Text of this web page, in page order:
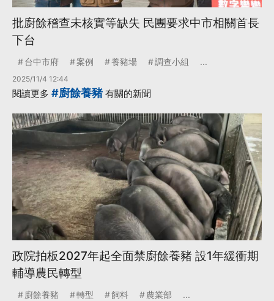
批廚餘稽查未核實等缺失 民團要求中市相關首長
下台
台中市府 案例 養豬場 調查小組 ...
2025/11/4 12:44
閱讀更多 #廚餘養豬 有關的新聞
政院拍板2027年起全面禁廚餘養豬 設1年緩衝期
輔導農民轉型
廚餘養豬 轉型 飼料 農業部 ...